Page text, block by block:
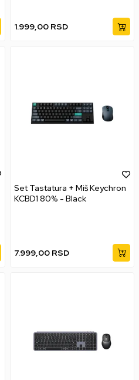
1.999,00 RSD
Set Tastatura + Miš Keychron
KCBD1 80% - Black
7.999,00 RSD